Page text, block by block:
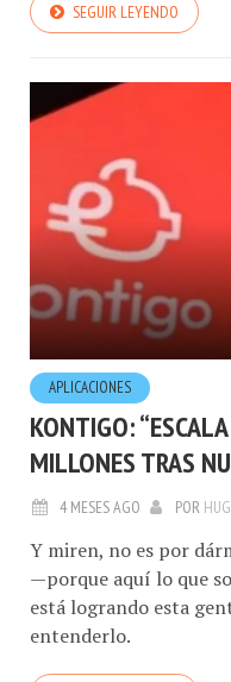
SEGUIR LEYENDO
APLICACIONES
KONTIGO:
MILLONES TRAS
4 MESES AGO POR
Y miren, no es por
—porque aquí lo que
está logrando esta
entenderlo.